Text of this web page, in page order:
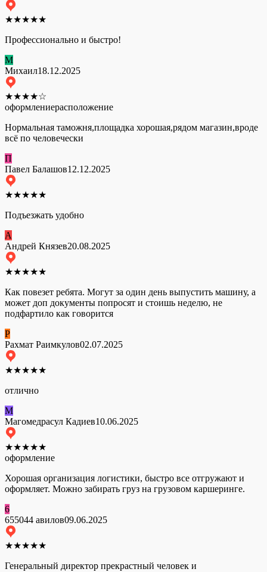
★★★★★
Профессионально и быстро!
М
Михаил18.12.2025
★★★★☆
оформлениерасположение
Нормальная таможня,площадка хорошая,рядом магазин,вроде
всё по человечески
П
Павел Балашов12.12.2025
★★★★★
Подъезжать удобно
А
Андрей Князев20.08.2025
★★★★★
Как повезет ребята. Могут за один день выпустить машину, а
может доп документы попросят и стоишь неделю, не
подфартило как говорится
Р
Рахмат Раимкулов02.07.2025
★★★★★
отлично
М
Магомедрасул Кадиев10.06.2025
★★★★★
оформление
Хорошая организация логистики, быстро все отгружают и
оформляет. Можно забирать груз на грузовом каршеринге.
6
655044 авилов09.06.2025
★★★★★
Генеральный директор прекрастный человек и